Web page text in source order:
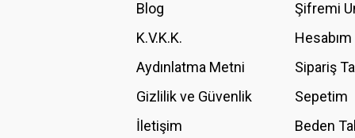
Ürün fiyatı diğer sitelerden daha pahalı.
Bu ürüne benzer farklı alternatifler olmalı.
Blog
K.V.K.K.
Aydınlatma Metni
Gizlilik ve Güvenlik
İletişim
Şifremi
Hesabım
Sipariş
Sepetim
Beden